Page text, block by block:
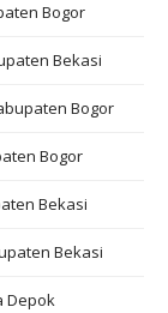
Bogor
Bekasi
Bogor
Bogor
Bekasi
Bekasi
Depok